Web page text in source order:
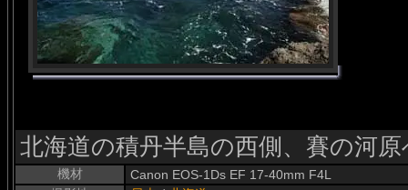
北海道の積丹半島の西側、賽の河
機材
Canon EOS-1Ds EF 17-40mm F4L